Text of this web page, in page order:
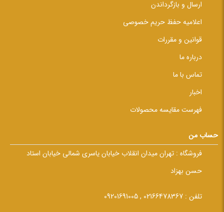
ارسال و بازگرداندن
اعلامیه حفظ حریم خصوصی
قوانین و مقررات
درباره ما
تماس با ما
اخبار
فهرست مقایسه محصولات
حساب من
فروشگاه : تهران میدان انقلاب خیابان یاسری شمالی خیابان استاد
حسن بهزاد
تلفن : 02166478367 , 09201691005